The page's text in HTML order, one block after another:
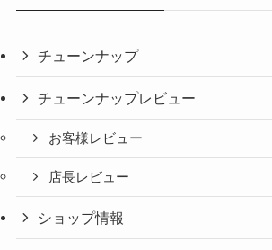
チューンナップ
チューンナップレビュー
お客様レビュー
店長レビュー
ショップ情報